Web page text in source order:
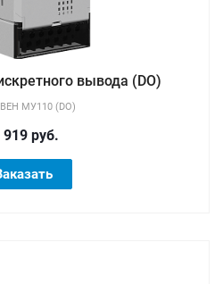
вывода (DO)
МУ110 (DO)
919 руб.